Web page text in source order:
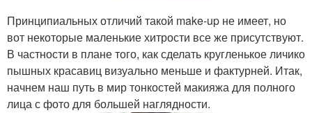
Принципиальных отличий такой make-up не имеет, но
вот некоторые маленькие хитрости все же присутствуют.
В частности в плане того, как сделать кругленькое личико
пышных красавиц визуально меньше и фактурней. Итак,
начнем наш путь в мир тонкостей макияжа для полного
лица с фото для большей наглядности.